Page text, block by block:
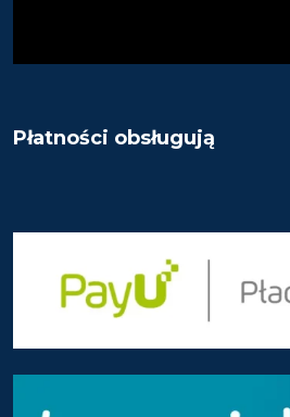
Płatności obsługują